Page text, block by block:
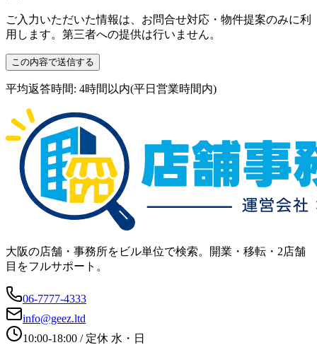
ご入力いただいた情報は、お問合せ対応・物件提案のみに利
用します。第三者への提供は行いません。
この内容で送信する
平均返答時間: 4時間以内(平日営業時間内)
大阪の店舗・事務所をビル単位で検索。開業・移転・2店舗
目をフルサポート。
06-7777-4333
info@geez.ltd
10:00-18:00 / 定休 水・日